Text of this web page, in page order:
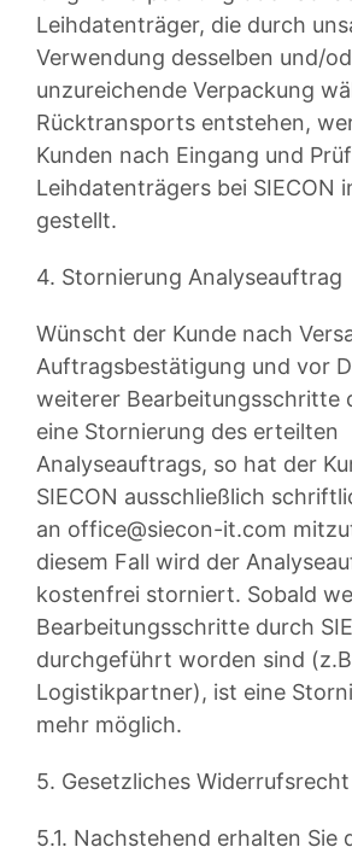
Leihdatenträger, die durch
Verwendung desselben und/
unzureichende Verpackung
Rücktransports entstehen,
Kunden nach Eingang und
Leihdatenträgers bei SIECON
gestellt.
4. Stornierung Analyseauftrag
Wünscht der Kunde nach
Auftragsbestätigung und vor
weiterer Bearbeitungsschritte
eine Stornierung des erteilten
Analyseauftrags, so hat der
SIECON ausschließlich
an office@siecon-it.com
diesem Fall wird der
kostenfrei storniert. Sobald
Bearbeitungsschritte durch
durchgeführt worden sind
Logistikpartner), ist eine
mehr möglich.
5. Gesetzliches Widerrufsrecht
5.1. Nachstehend erhalten Sie